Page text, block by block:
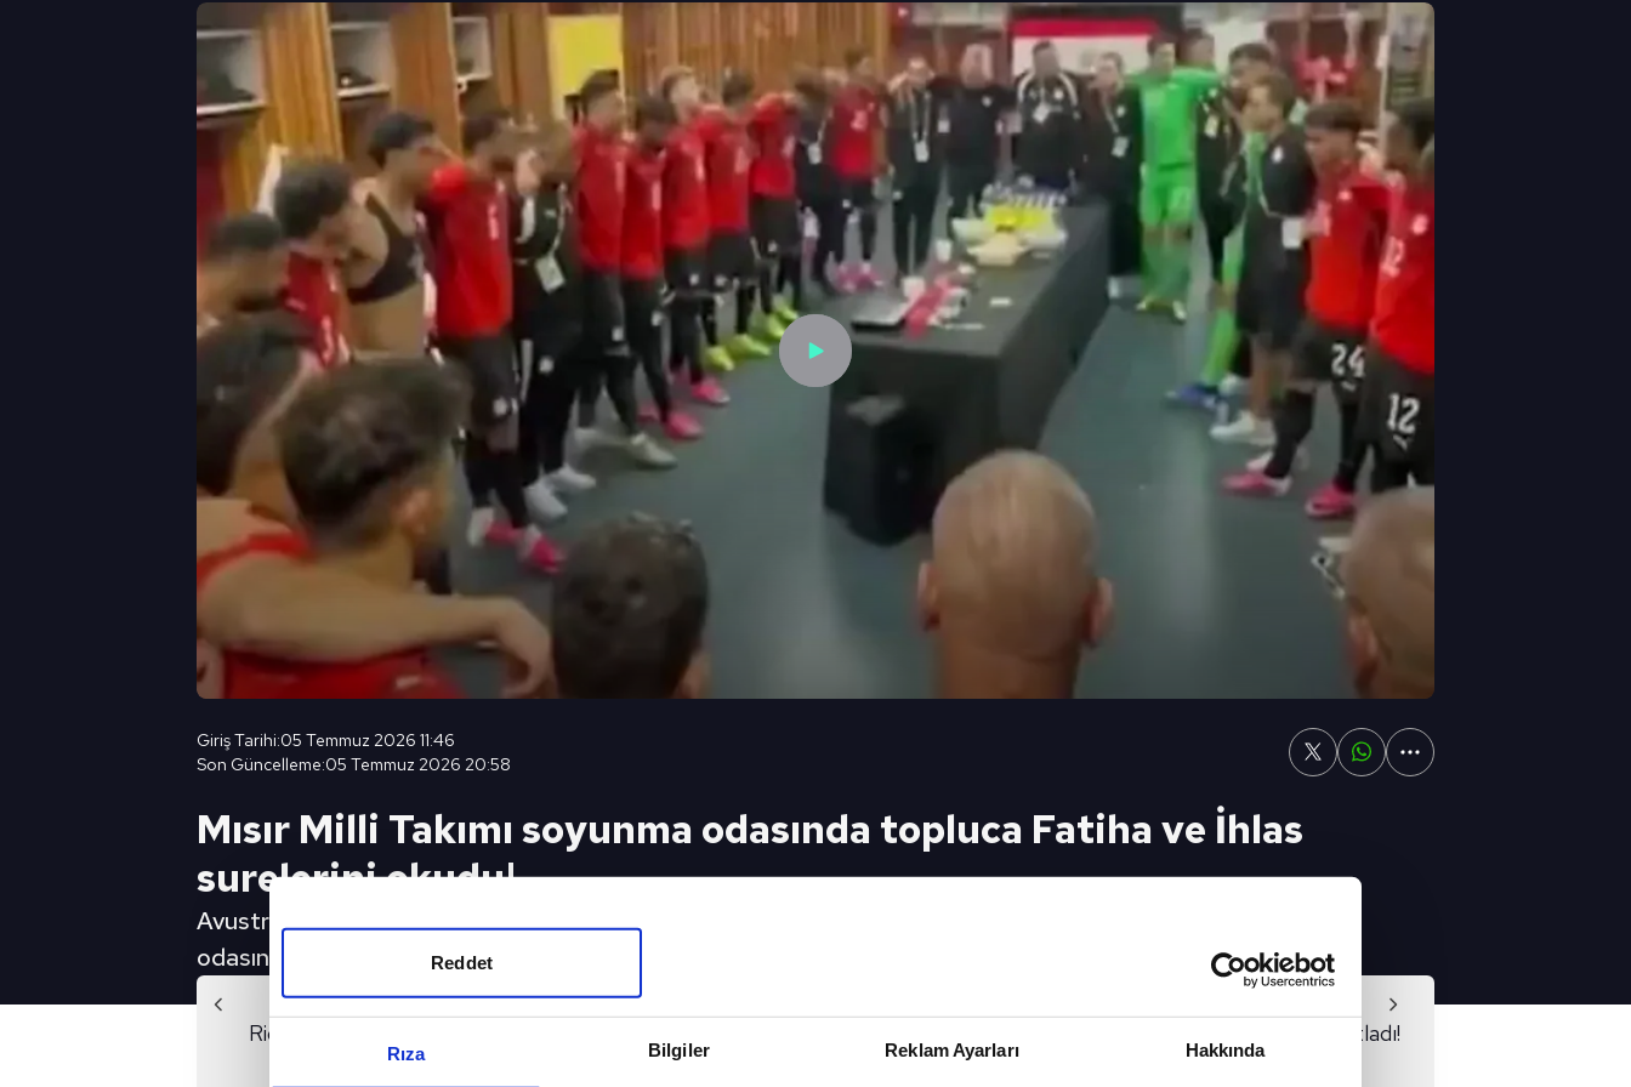
Rıza Bilgiler Reklam Ayarları Hakkında
Reddet
Giriş Tarihi:05 Temmuz 2026 11:46
Son Güncelleme:05 Temmuz 2026 20:58
Mısır Milli Takımı soyunma odasında topluca Fatiha ve İhlas
surelerini okudu!
Avustralya'yı eleyerek tarihinde ilk kez Dünya Kupası'nda son 16 turuna yükselen Mısır Milli Takımı, soyunma
odasında topluca Fatiha ve İhlas surelerini okudu. İşte o anlar... | Son dakika spor haberleri
Önceki Video
Rio de Janeiro'nun favelasında 2026 FIFA
Dünya Kupası görüntüleri!
Cristiano Ronaldo turu taraftarlarla kutladı!